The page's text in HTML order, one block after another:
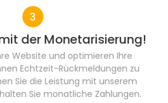
der Monetarisierung!
Website und optimieren Ihre
Echtzeit-Rückmeldungen zu
Sie die Leistung mit unserem
Sie monatliche Zahlungen.